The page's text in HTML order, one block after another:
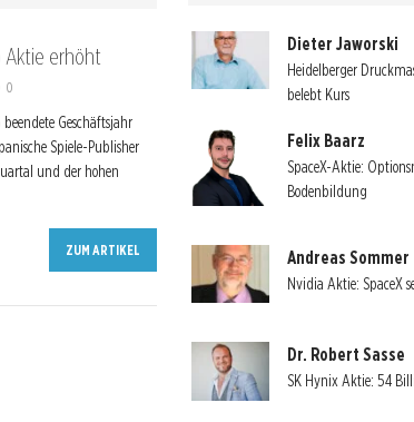
Aktie erhöht
0
Geschäftsjahr
Spiele-Publisher
und der hohen
ZUM ARTIKEL
Dieter Jaworski
Heidelberger
belebt Kurs
Felix Baarz
SpaceX-Aktie:
Bodenbildung
Andreas Sommer
Nvidia Aktie: SpaceX
Dr. Robert Sasse
SK Hynix Aktie: 54